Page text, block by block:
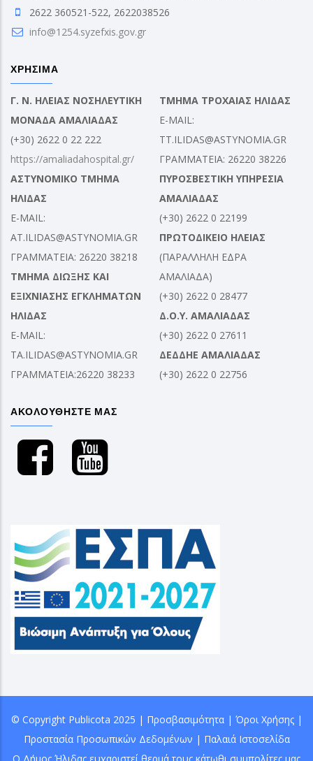
2622 360521-522, 2622038526
info@1254.syzefxis.gov.gr
ΧΡΗΣΙΜΑ
Γ. Ν. ΗΛΕΙΑΣ ΝΟΣΗΛΕΥΤΙΚΗ
ΜΟΝΑΔΑ ΑΜΑΛΙΑΔΑΣ
(+30) 2622 0 22 222
https://amaliadahospital.gr/
ΑΣΤΥΝΟΜΙΚΟ ΤΜΗΜΑ
ΗΛΙΔΑΣ
E-MAIL:
AT.ILIDAS@ASTYNOMIA.GR
ΓΡΑΜΜΑΤΕΙΑ: 26220 38218
ΤΜΗΜΑ ΔΙΩΞΗΣ ΚΑΙ
ΕΞΙΧΝΙΑΣΗΣ ΕΓΚΛΗΜΑΤΩΝ
ΗΛΙΔΑΣ
E-MAIL:
TA.ILIDAS@ASTYNOMIA.GR
ΓΡΑΜΜΑΤΕΙΑ:26220 38233
ΤΜΗΜΑ ΤΡΟΧΑΙΑΣ ΗΛΙΔΑΣ
E-MAIL:
TT.ILIDAS@ASTYNOMIA.GR
ΓΡΑΜΜΑΤΕΙΑ: 26220 38226
ΠΥΡΟΣΒΕΣΤΙΚΗ ΥΠΗΡΕΣΙΑ
ΑΜΑΛΙΑΔΑΣ
(+30) 2622 0 22199
ΠΡΩΤΟΔΙΚΕΙΟ ΗΛΕΙΑΣ
(ΠΑΡΑΛΛΗΛΗ ΕΔΡΑ
ΑΜΑΛΙΑΔΑ)
(+30) 2622 0 28477
Δ.Ο.Υ. ΑΜΑΛΙΑΔΑΣ
(+30) 2622 0 27611
ΔΕΔΔΗΕ ΑΜΑΛΙΑΔΑΣ
(+30) 2622 0 22756
ΑΚΟΛΟΥΘΗΣΤΕ ΜΑΣ
© Copyright Publicota 2025 | Προσβασιμότητα| Όροι Χρήσης|
Προστασία Προσωπικών Δεδομένων | Παλαιά Ιστοσελίδα